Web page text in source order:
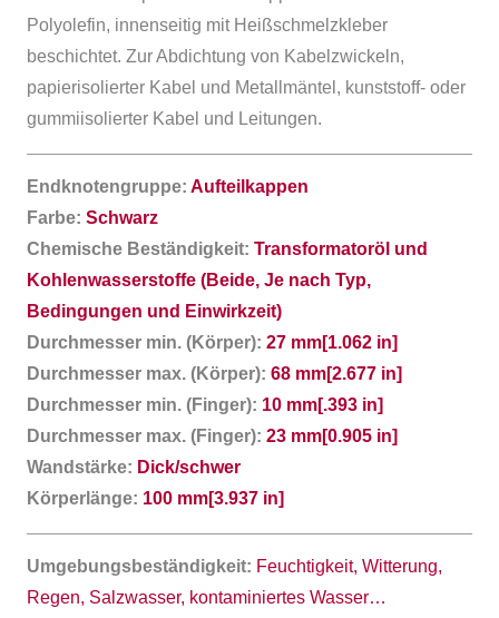
Polyolefin, innenseitig mit Heißschmelzkleber
beschichtet. Zur Abdichtung von Kabelzwickeln,
papierisolierter Kabel und Metallmäntel, kunststoff- oder
gummiisolierter Kabel und Leitungen.
Endknotengruppe: Aufteilkappen
Farbe: Schwarz
Chemische Beständigkeit: Transformatoröl und
Kohlenwasserstoffe (Beide, Je nach Typ,
Bedingungen und Einwirkzeit)
Durchmesser min. (Körper): 27 mm[1.062 in]
Durchmesser max. (Körper): 68 mm[2.677 in]
Durchmesser min. (Finger): 10 mm[.393 in]
Durchmesser max. (Finger): 23 mm[0.905 in]
Wandstärke: Dick/schwer
Körperlänge: 100 mm[3.937 in]
Umgebungsbeständigkeit: Feuchtigkeit, Witterung,
Regen, Salzwasser, kontaminiertes Wasser…